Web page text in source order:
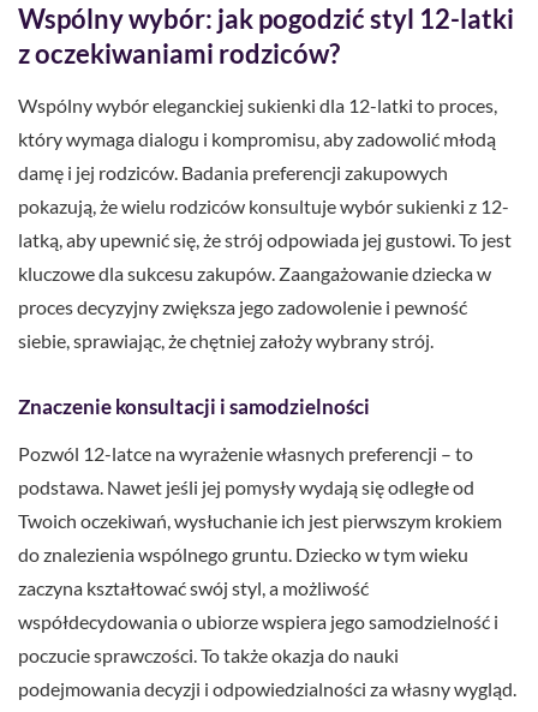
Wspólny wybór: jak pogodzić styl 12-latki
z oczekiwaniami rodziców?
Wspólny wybór eleganckiej sukienki dla 12-latki to proces,
który wymaga dialogu i kompromisu, aby zadowolić młodą
damę i jej rodziców. Badania preferencji zakupowych
pokazują, że wielu rodziców konsultuje wybór sukienki z 12-
latką, aby upewnić się, że strój odpowiada jej gustowi. To jest
kluczowe dla sukcesu zakupów. Zaangażowanie dziecka w
proces decyzyjny zwiększa jego zadowolenie i pewność
siebie, sprawiając, że chętniej założy wybrany strój.
Znaczenie konsultacji i samodzielności
Pozwól 12-latce na wyrażenie własnych preferencji – to
podstawa. Nawet jeśli jej pomysły wydają się odległe od
Twoich oczekiwań, wysłuchanie ich jest pierwszym krokiem
do znalezienia wspólnego gruntu. Dziecko w tym wieku
zaczyna kształtować swój styl, a możliwość
współdecydowania o ubiorze wspiera jego samodzielność i
poczucie sprawczości. To także okazja do nauki
podejmowania decyzji i odpowiedzialności za własny wygląd.